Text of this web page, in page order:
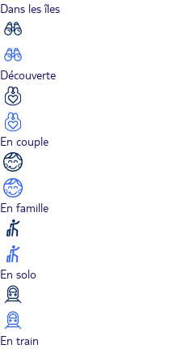
Dans les îles
Découverte
En couple
En famille
En solo
En train